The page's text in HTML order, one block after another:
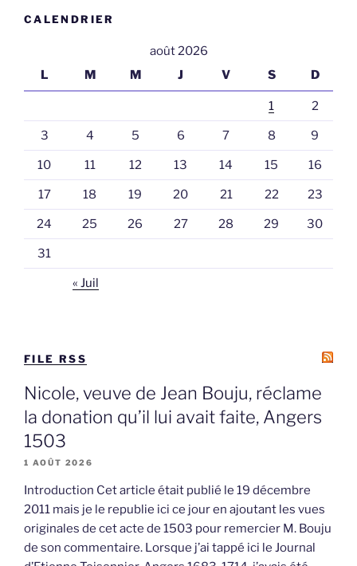
CALENDRIER
août 2026
L
M M J V S D
1 2
3 4 5 6 7 8 9
10 11 12 13 14 15 16
17 18 19 20 21 22 23
24 25 26 27 28 29 30
31
« Juil
FILE RSS
Nicole, veuve de Jean Bouju, réclame
la donation qu’il lui avait faite, Angers
1503
1 AOÛT 2026
Introduction Cet article était publié le 19 décembre
2011 mais je le republie ici ce jour en ajoutant les vues
originales de cet acte de 1503 pour remercier M. Bouju
de son commentaire. Lorsque j’ai tappé ici le Journal